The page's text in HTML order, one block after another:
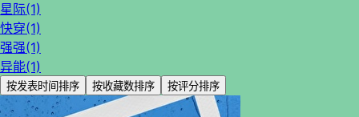
星际(1)
快穿(1)
强强(1)
异能(1)
按发表时间排序 按收藏数排序 按评分排序